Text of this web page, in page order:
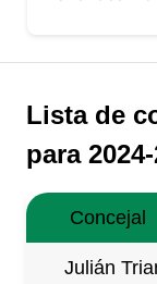
Lista de
para
Concejal
Julián